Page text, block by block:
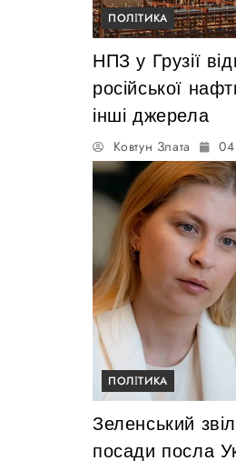
ПОЛІТИКА
НПЗ у Грузії
російської
інші джерела
Ковтун Злата
ПОЛІТИКА
Зеленський
посади посла